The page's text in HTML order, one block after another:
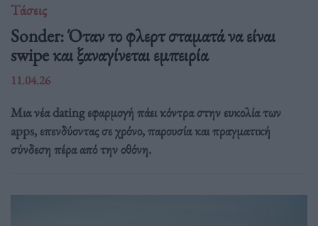
Τάσεις
Sonder: Όταν το φλερτ σταματά να είναι
swipe και ξαναγίνεται εμπειρία
11.04.26
Μια νέα dating εφαρμογή πάει κόντρα στην ευκολία των
apps, επενδύοντας σε χρόνο, παρουσία και πραγματική
σύνδεση πέρα από την οθόνη.